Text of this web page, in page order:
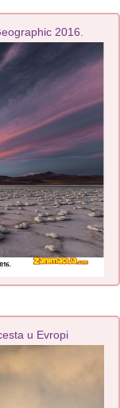
2016.
u Evropi